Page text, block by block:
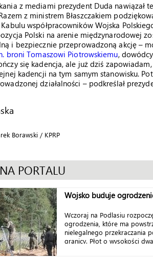
z mediami prezydent Duda nawiązał
z ministrem Błaszczakiem p
współpracowników Wojska
Polski na arenie międzynarodowej
i bezpiecznie przeprowadzoną akcję –
broni Tomaszowi Piotrowskiemu,
się kadencja, ale już dziś
kadencji na tym samym stanowisku.
działalności – podkreślał
Borawski / KPRP
PORTALU
Wojsko buduje
Wczoraj na Podlasiu
ogrodzenia, które ma
nielegalnego przekraczania
granicy. Płot o wysokości